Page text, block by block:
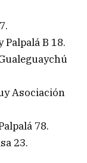
B 18.
Asociación
78.
23.